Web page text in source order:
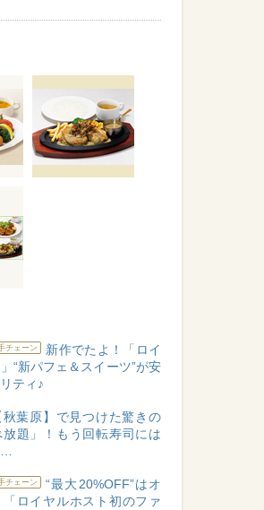
チェーン
新作でたよ！「ロイ
“新パフェ＆スイーツ”が安
ティ♪
秋葉原】で見つけた驚きの
放題」！もう回転寿司には
チェーン
“最大20%OFF”はオ
「ロイヤルホスト初のファ